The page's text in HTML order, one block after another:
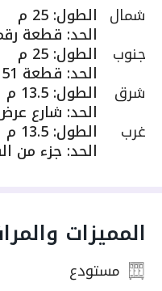
شمال الطول: 25 م
الحد: قطعة رقم
جنوب الطول: 25 م
الحد: قطعة 151 / 2
شرق الطول: 13.5 م
الحد: شارع عرض
غرب الطول: 13.5 م
الحد: جزء من
المميزات
مستودع